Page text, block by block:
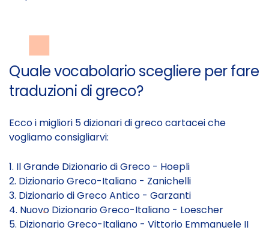
Quale vocabolario scegliere per fare
traduzioni di greco?
Ecco i migliori 5 dizionari di greco cartacei che
vogliamo consigliarvi:
1. Il Grande Dizionario di Greco - Hoepli
2. Dizionario Greco-Italiano - Zanichelli
3. Dizionario di Greco Antico - Garzanti
4. Nuovo Dizionario Greco-Italiano - Loescher
5. Dizionario Greco-Italiano - Vittorio Emmanuele II